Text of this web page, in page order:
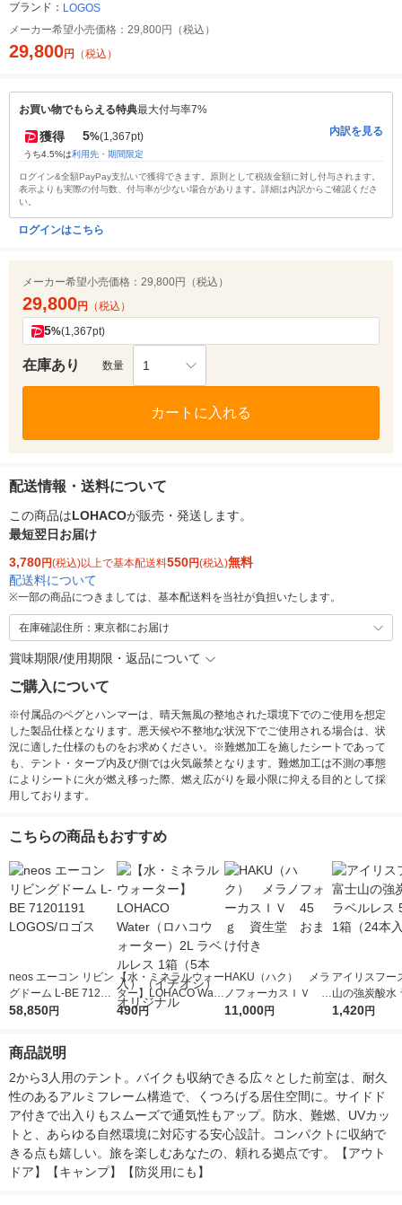
ブランド： LOGOS
メーカー希望小売価格： 29,800円（税込）
29,800円 （税込）
お買い物でもらえる特典最大付与率7%
獲得 5%(1,367pt)
うち4.5%は利用先・期間限定
内訳を見る
ログイン&全額PayPay支払いで獲得できます。原則として税抜金額に対し付与されます。
表示よりも実際の付与数、付与率が少ない場合があります。詳細は内訳からご確認くださ
い。
ログインはこちら
メーカー希望小売価格： 29,800円（税込）
29,800円 （税込）
5%(1,367pt)
在庫あり 数量 1
カートに入れる
配送情報・送料について
この商品はLOHACOが販売・発送します。
最短翌日お届け
3,780円(税込)以上で基本配送料550円(税込)無料
配送料について
※一部の商品につきましては、基本配送料を当社が負担いたします。
在庫確認住所：東京都にお届け
賞味期限/使用期限・返品について
ご購入について
※付属品のペグとハンマーは、晴天無風の整地された環境下でのご使用を想定
した製品仕様となります。悪天候や不整地な状況下でご使用される場合は、状
況に適した仕様のものをお求めください。※難燃加工を施したシートであって
も、テント・タープ内及び側では火気厳禁となります。難燃加工は不測の事態
によりシートに火が燃え移った際、燃え広がりを最小限に抑える目的として採
用しております。
こちらの商品もおすすめ
neos エーコン リビン
グドーム L-BE 71201
191 LOGOS/ロゴス
58,850円
【水・ミネラルウォー
ター】LOHACO Wate
r（ロハコウォータ
490円
HAKU（ハク） メラ
ノフォーカスＩＶ 4
5ｇ 資生堂 おまけ
11,000円
アイリスフー
山の強炭酸水
レス 500ml 1
1,420円
商品説明
2から3人用のテント。バイクも収納できる広々とした前室は、耐久
性のあるアルミフレーム構造で、くつろげる居住空間に。サイドド
ア付きで出入りもスムーズで通気性もアップ。防水、難燃、UVカッ
トと、あらゆる自然環境に対応する安心設計。コンパクトに収納で
きる点も嬉しい。旅を楽しむあなたの、頼れる拠点です。【アウト
ドア】【キャンプ】【防災用にも】